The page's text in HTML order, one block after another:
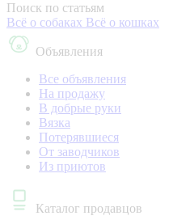
Поиск по статьям
Всё о собаках Всё о кошках
Объявления
Все объявления
На продажу
В добрые руки
Вязка
Потерявшиеся
От заводчиков
Из приютов
Каталог продавцов